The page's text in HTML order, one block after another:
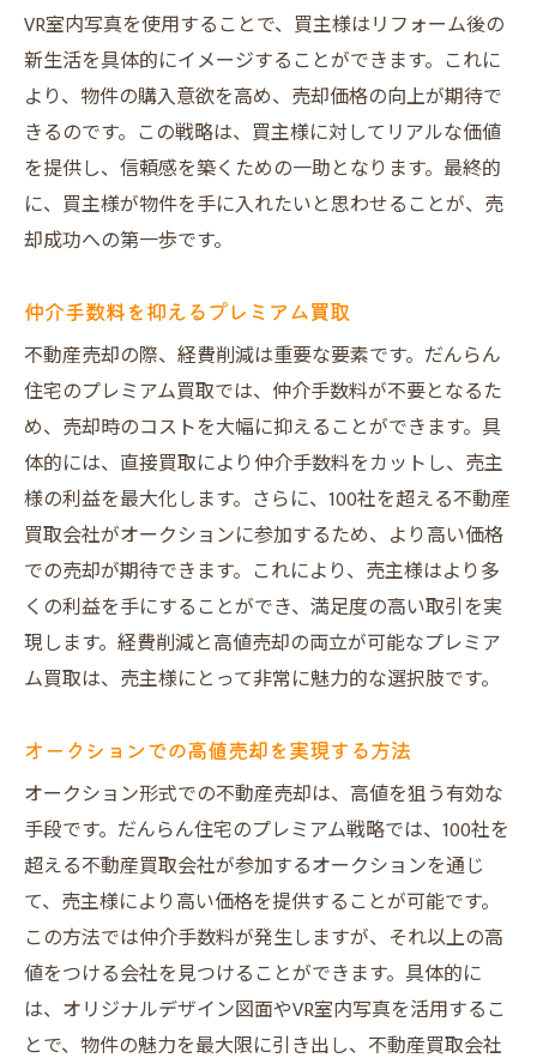
VR室内写真を使用することで、買主様はリフォーム後の
新生活を具体的にイメージすることができます。これに
より、物件の購入意欲を高め、売却価格の向上が期待で
きるのです。この戦略は、買主様に対してリアルな価値
を提供し、信頼感を築くための一助となります。最終的
に、買主様が物件を手に入れたいと思わせることが、売
却成功への第一歩です。
仲介手数料を抑えるプレミアム買取
不動産売却の際、経費削減は重要な要素です。だんらん
住宅のプレミアム買取では、仲介手数料が不要となるた
め、売却時のコストを大幅に抑えることができます。具
体的には、直接買取により仲介手数料をカットし、売主
様の利益を最大化します。さらに、100社を超える不動産
買取会社がオークションに参加するため、より高い価格
での売却が期待できます。これにより、売主様はより多
くの利益を手にすることができ、満足度の高い取引を実
現します。経費削減と高値売却の両立が可能なプレミア
ム買取は、売主様にとって非常に魅力的な選択肢です。
オークションでの高値売却を実現する方法
オークション形式での不動産売却は、高値を狙う有効な
手段です。だんらん住宅のプレミアム戦略では、100社を
超える不動産買取会社が参加するオークションを通じ
て、売主様により高い価格を提供することが可能です。
この方法では仲介手数料が発生しますが、それ以上の高
値をつける会社を見つけることができます。具体的に
は、オリジナルデザイン図面やVR室内写真を活用するこ
とで、物件の魅力を最大限に引き出し、不動産買取会社